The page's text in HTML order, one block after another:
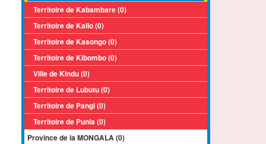
Territoire de Kabambare (0)
Territoire de Kailo (0)
Territoire de Kasongo (0)
Territoire de Kibombo (0)
Ville de Kindu (0)
Territoire de Lubutu (0)
Territoire de Pangi (0)
Territoire de Punia (0)
Province de la MONGALA (0)